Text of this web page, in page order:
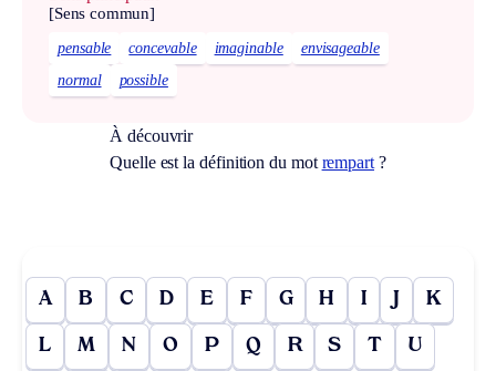
[Sens commun]
pensable concevable imaginable
envisageable
normal
possible
À découvrir
Quelle est la définition du mot rempart ?
A B C D E F G H I J K
L M N O P Q R S T U